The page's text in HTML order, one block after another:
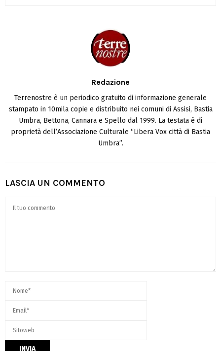
Redazione
Terrenostre è un periodico gratuito di informazione generale
stampato in 10mila copie e distribuito nei comuni di Assisi, Bastia
Umbra, Bettona, Cannara e Spello dal 1999. La testata è di
proprietà dell’Associazione Culturale “Libera Vox città di Bastia
Umbra”.
LASCIA UN COMMENTO